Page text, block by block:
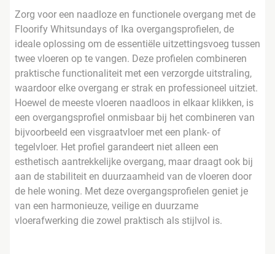
Zorg voor een naadloze en functionele overgang met de
Floorify Whitsundays of Ika overgangsprofielen, de
ideale oplossing om de essentiële uitzettingsvoeg tussen
twee vloeren op te vangen. Deze profielen combineren
praktische functionaliteit met een verzorgde uitstraling,
waardoor elke overgang er strak en professioneel uitziet.
Hoewel de meeste vloeren naadloos in elkaar klikken, is
een overgangsprofiel onmisbaar bij het combineren van
bijvoorbeeld een visgraatvloer met een plank- of
tegelvloer. Het profiel garandeert niet alleen een
esthetisch aantrekkelijke overgang, maar draagt ook bij
aan de stabiliteit en duurzaamheid van de vloeren door
de hele woning. Met deze overgangsprofielen geniet je
van een harmonieuze, veilige en duurzame
vloerafwerking die zowel praktisch als stijlvol is.